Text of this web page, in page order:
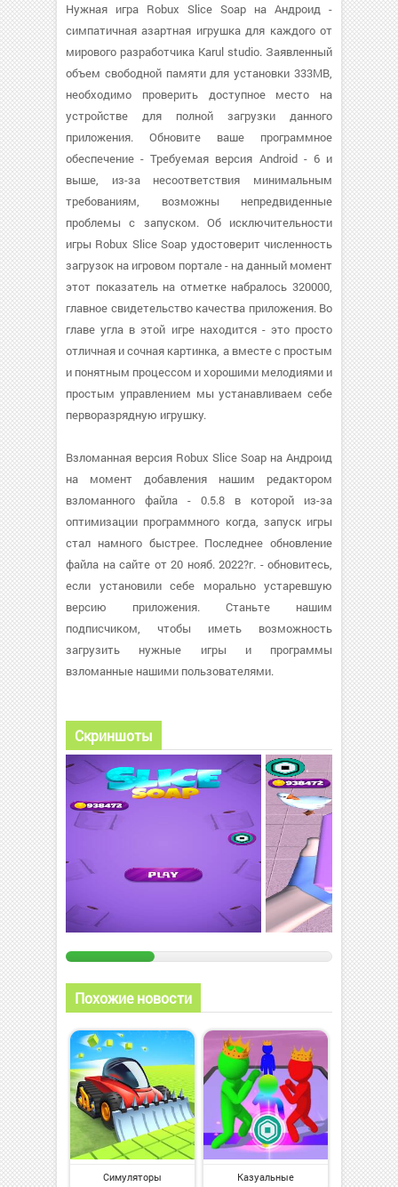
Нужная игра Robux Slice Soap на Андроид -
симпатичная азартная игрушка для каждого от
мирового разработчика Karul studio. Заявленный
объем свободной памяти для установки 333MB,
необходимо проверить доступное место на
устройстве для полной загрузки данного
приложения. Обновите ваше программное
обеспечение - Требуемая версия Android - 6 и
выше, из-за несоответствия минимальным
требованиям, возможны непредвиденные
проблемы с запуском. Об исключительности
игры Robux Slice Soap удостоверит численность
загрузок на игровом портале - на данный момент
этот показатель на отметке набралось 320000,
главное свидетельство качества приложения. Во
главе угла в этой игре находится - это просто
отличная и сочная картинка, а вместе с простым
и понятным процессом и хорошими мелодиями и
простым управлением мы устанавливаем себе
перворазрядную игрушку.
Взломанная версия Robux Slice Soap на Андроид
на момент добавления нашим редактором
взломанного файла - 0.5.8 в которой из-за
оптимизации программного когда, запуск игры
стал намного быстрее. Последнее обновление
файла на сайте от 20 нояб. 2022?г. - обновитесь,
если установили себе морально устаревшую
версию приложения. Станьте нашим
подписчиком, чтобы иметь возможность
загрузить нужные игры и программы
взломанные нашими пользователями.
Скриншоты
Похожие новости
Симуляторы Казуальные